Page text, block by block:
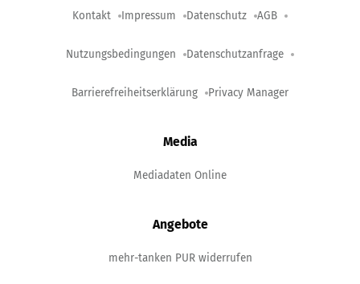
Kontakt Impressum Datenschutz AGB
Nutzungsbedingungen Datenschutzanfrage
Barrierefreiheitserklärung Privacy Manager
Media
Mediadaten Online
Angebote
mehr-tanken PUR widerrufen